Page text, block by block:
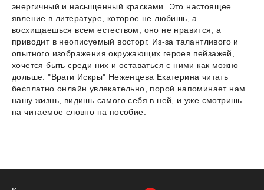
энергичный и насыщенный красками. Это настоящее
явление в литературе, которое не любишь, а
восхищаешься всем естеством, оно не нравится, а
приводит в неописуемый восторг. Из-за талантливого и
опытного изображения окружающих героев пейзажей,
хочется быть среди них и оставаться с ними как можно
дольше. "Враги Искры" Неженцева Екатерина читать
бесплатно онлайн увлекательно, порой напоминает нам
нашу жизнь, видишь самого себя в ней, и уже смотришь
на читаемое словно на пособие.